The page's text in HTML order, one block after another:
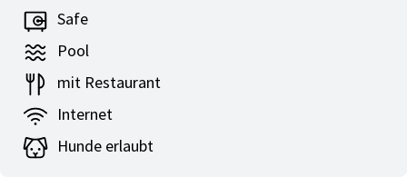
Safe
Pool
mit Restaurant
Internet
Hunde erlaubt